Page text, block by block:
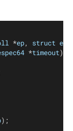
*ep, struct
*timeout)
);